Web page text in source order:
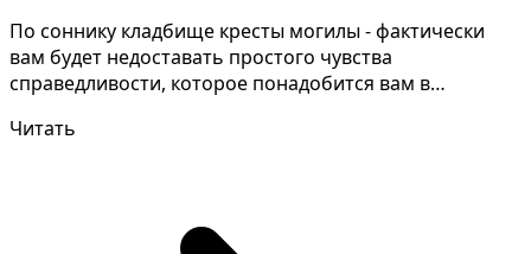
По соннику кладбище кресты могилы - фактически
вам будет недоставать простого чувства
справедливости, которое понадобится вам в
Читать